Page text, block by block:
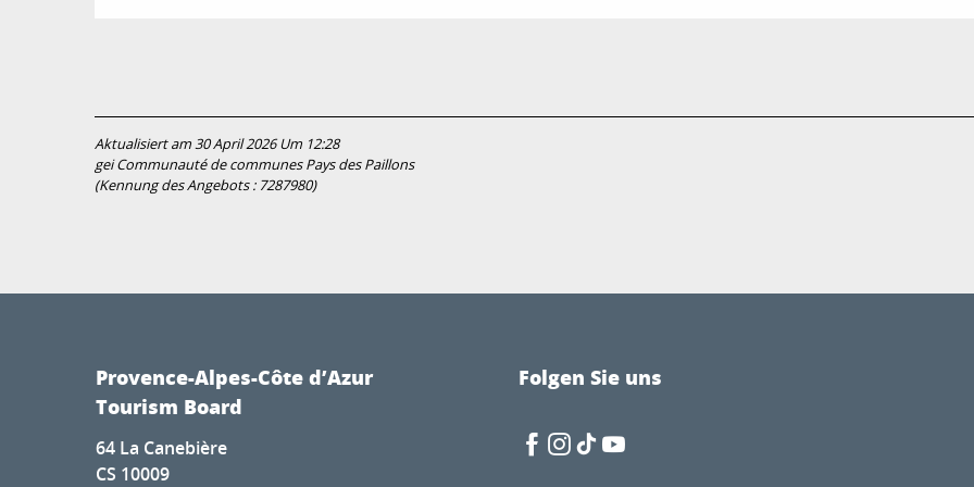
Aktualisiert am 30 April 2026 Um 12:28
gei Communauté de communes Pays des Paillons
(Kennung des Angebots : 7287980)
Provence-Alpes-Côte d’Azur
Tourism Board
64 La Canebière
CS 10009
Folgen Sie uns